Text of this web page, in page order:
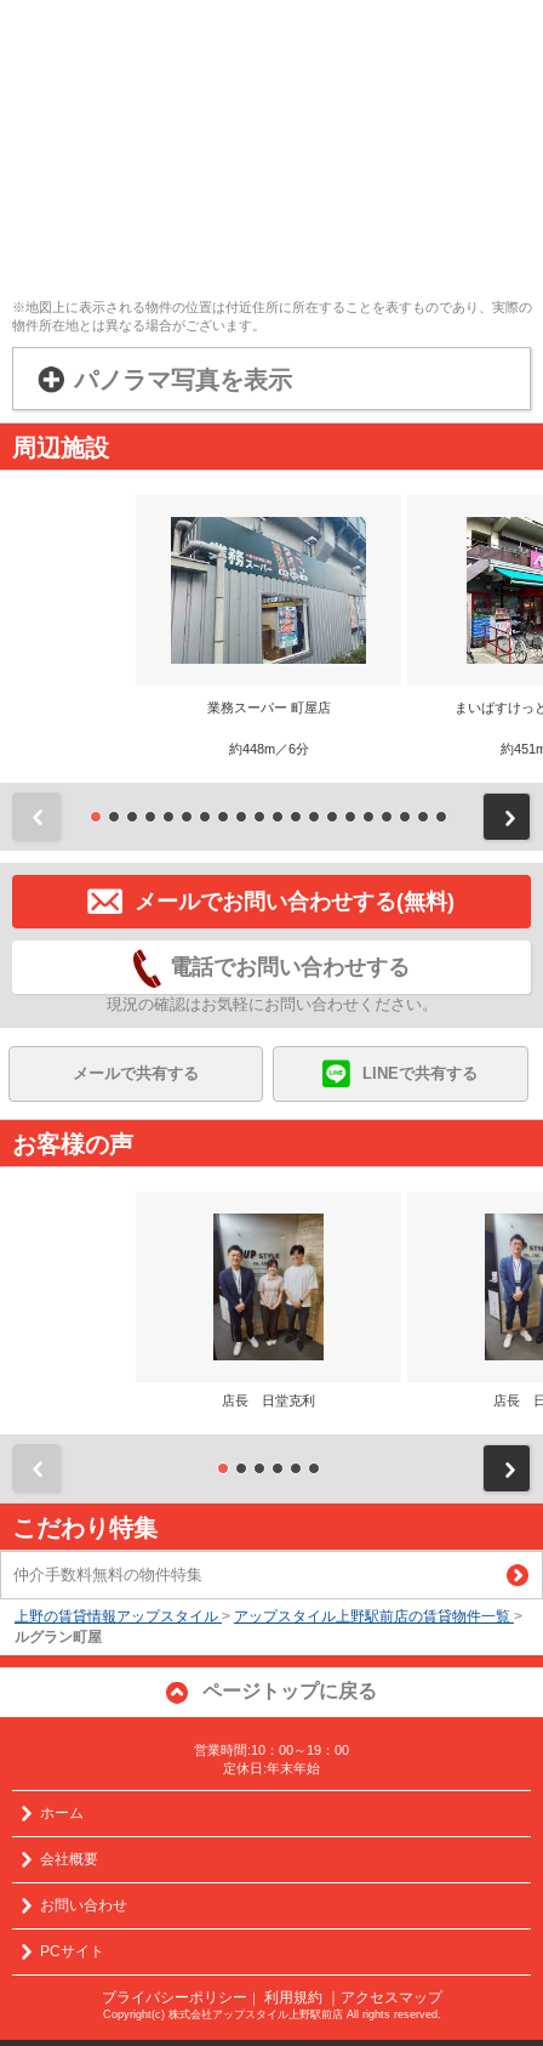
※地図上に表示される物件の位置は付近住所に所在することを表すものであり、実際の
物件所在地とは異なる場合がございます。
パノラマ写真を表示
周辺施設
業務スーパー 町屋店
約448m／6分
まいばすけっ
約
メールでお問い合わせする(無料)
電話でお問い合わせする
現況の確認はお気軽にお問い合わせください。
メールで共有する LINEで共有する
お客様の声
店長 日堂克利 店長
こだわり特集
仲介手数料無料の物件特集
上野の賃貸情報アップスタイル > アップスタイル上野駅前店の賃貸物件一覧 >
ルグラン町屋
ページトップに戻る
営業時間:10：00～19：00
定休日:年末年始
ホーム
会社概要
お問い合わせ
PCサイト
プライバシーポリシー 利用規約 ｜アクセスマップ
Copyright(c) 株式会社アップスタイル上野駅前店 All rights reserved.